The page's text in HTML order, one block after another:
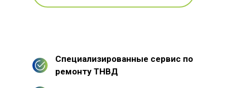
Специализированные сервис по
ремонту ТНВД